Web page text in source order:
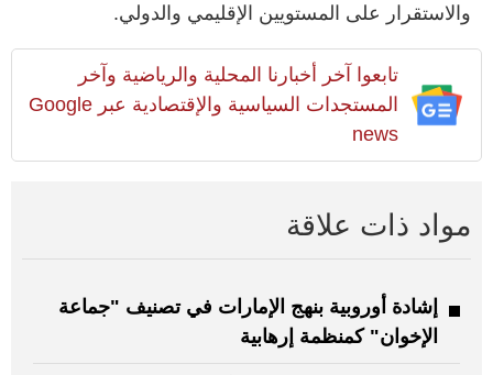
والاستقرار على المستويين الإقليمي والدولي.
تابعوا آخر أخبارنا المحلية والرياضية وآخر
المستجدات السياسية والإقتصادية عبر Google
news
مواد ذات علاقة
إشادة أوروبية بنهج الإمارات في تصنيف "جماعة
الإخوان" كمنظمة إرهابية